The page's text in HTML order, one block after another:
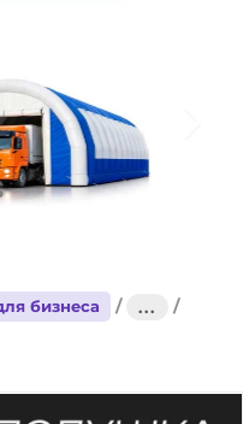
бизнеса
...